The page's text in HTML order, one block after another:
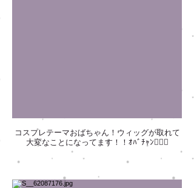
コスプレテーマおばちゃん！ウィッグが取れて
大変なことになってます！！ｵﾊﾞﾁｬﾝ🤦🏻‍♀️